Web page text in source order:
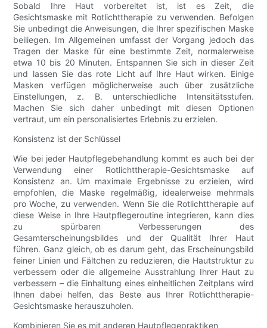
Sobald Ihre Haut vorbereitet ist, ist es Zeit, die
Gesichtsmaske mit Rotlichttherapie zu verwenden. Befolgen
Sie unbedingt die Anweisungen, die Ihrer spezifischen Maske
beiliegen. Im Allgemeinen umfasst der Vorgang jedoch das
Tragen der Maske für eine bestimmte Zeit, normalerweise
etwa 10 bis 20 Minuten. Entspannen Sie sich in dieser Zeit
und lassen Sie das rote Licht auf Ihre Haut wirken. Einige
Masken verfügen möglicherweise auch über zusätzliche
Einstellungen, z. B. unterschiedliche Intensitätsstufen.
Machen Sie sich daher unbedingt mit diesen Optionen
vertraut, um ein personalisiertes Erlebnis zu erzielen.
Konsistenz ist der Schlüssel
Wie bei jeder Hautpflegebehandlung kommt es auch bei der
Verwendung einer Rotlichttherapie-Gesichtsmaske auf
Konsistenz an. Um maximale Ergebnisse zu erzielen, wird
empfohlen, die Maske regelmäßig, idealerweise mehrmals
pro Woche, zu verwenden. Wenn Sie die Rotlichttherapie auf
diese Weise in Ihre Hautpflegeroutine integrieren, kann dies
zu spürbaren Verbesserungen des
Gesamterscheinungsbildes und der Qualität Ihrer Haut
führen. Ganz gleich, ob es darum geht, das Erscheinungsbild
feiner Linien und Fältchen zu reduzieren, die Hautstruktur zu
verbessern oder die allgemeine Ausstrahlung Ihrer Haut zu
verbessern – die Einhaltung eines einheitlichen Zeitplans wird
Ihnen dabei helfen, das Beste aus Ihrer Rotlichttherapie-
Gesichtsmaske herauszuholen.
Kombinieren Sie es mit anderen Hautpflegepraktiken